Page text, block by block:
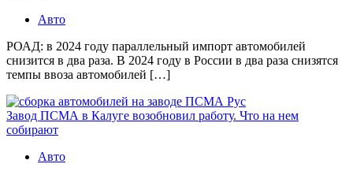
Авто
РОАД: в 2024 году параллельный импорт автомобилей
снизится в два раза. В 2024 году в России в два раза снизятся
темпы ввоза автомобилей […]
Завод ПСМА в Калуге возобновил работу. Что на нем
собирают
Авто